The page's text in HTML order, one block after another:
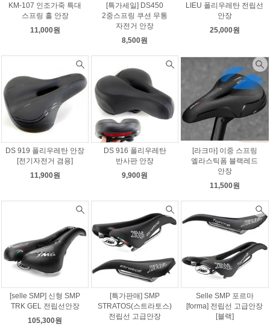
KM-107 인조가죽 특대
스프링 홀 안장
11,000원
[특가세일] DS450
2중스프링 쿠션 무통
자전거 안장
8,500원
LIEU 폴리우레탄 전립선
안장
25,000원
DS 919 폴리우레탄 안장
[전기자전거 겸용]
11,900원
DS 916 폴리우레탄
반사판 안장
9,900원
[라크마] 이중 스프링
엘라스틱폼 블랙레드
안장
11,500원
[selle SMP] 신형 SMP
TRK GEL 전립선안장
105,300원
[특가판매] SMP
STRATOS(스트라토스)
전립선 고급안장
Selle SMP 포르마
[forma] 전립선 고급안장
[블랙]